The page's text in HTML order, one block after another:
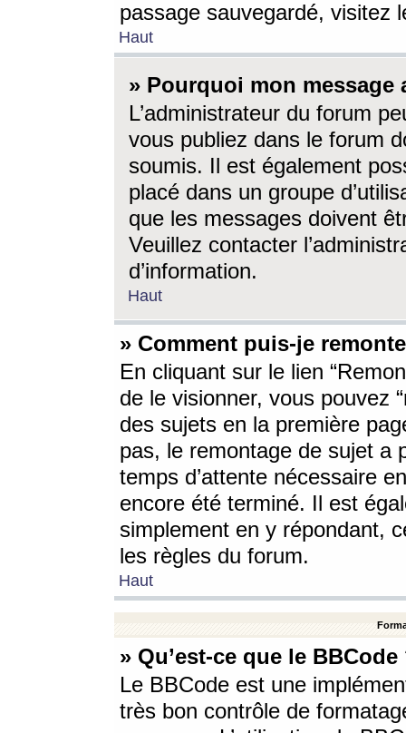
passage sauvegardé, visitez
Haut
» Pourquoi mon message
L’administrateur du forum
vous publiez dans le forum
soumis. Il est également
placé dans un groupe
que les messages doivent
Veuillez contacter
d’information.
Haut
» Comment puis-je
En cliquant sur le lien
de le visionner, vous pouvez
des sujets en la première
pas, le remontage de sujet a
temps d’attente nécessaire
encore été terminé. Il est
simplement en y répondant,
les règles du forum.
Haut
» Qu’est-ce que le BBCode
Le BBCode est une
très bon contrôle de